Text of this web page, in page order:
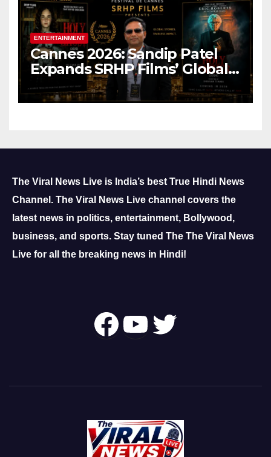
ENTERTAINMENT
Cannes 2026: Sandip Patel
Expands SRHP Films’ Global
Reach
The Viral News Live is India’s best True Hindi News
Channel. The Viral News Live channel covers the
latest news in politics, entertainment, Bollywood,
business, and sports. Stay tuned The The Viral News
Live for all the breaking news in Hindi!
Follow Us OnYouTube
Twitter